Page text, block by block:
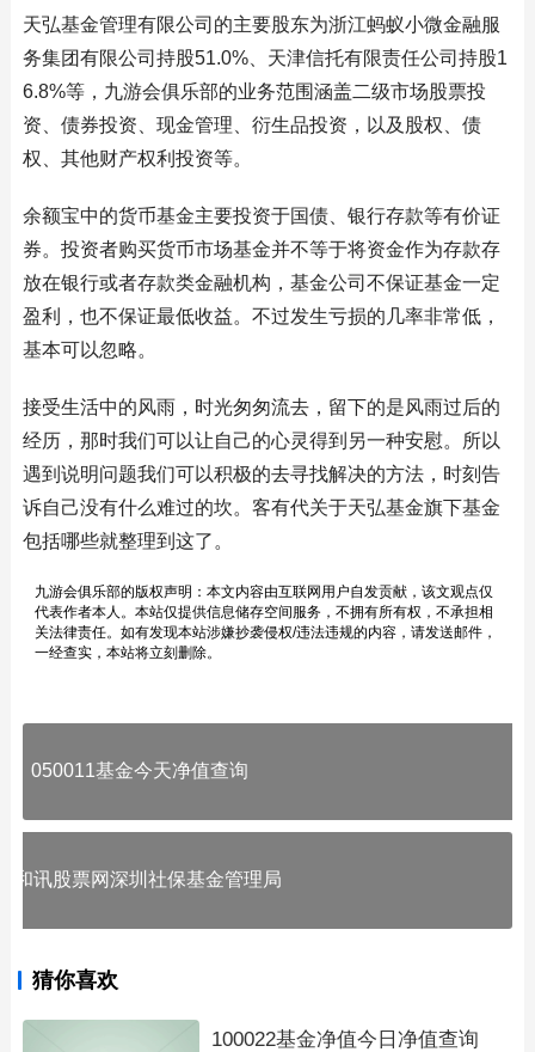
天弘基金管理有限公司的主要股东为浙江蚂蚁小微金融服
务集团有限公司持股51.0%、天津信托有限责任公司持股1
6.8%等，九游会俱乐部的业务范围涵盖二级市场股票投
资、债券投资、现金管理、衍生品投资，以及股权、债
权、其他财产权利投资等。
余额宝中的货币基金主要投资于国债、银行存款等有价证
券。投资者购买货币市场基金并不等于将资金作为存款存
放在银行或者存款类金融机构，基金公司不保证基金一定
盈利，也不保证最低收益。不过发生亏损的几率非常低，
基本可以忽略。
接受生活中的风雨，时光匆匆流去，留下的是风雨过后的
经历，那时我们可以让自己的心灵得到另一种安慰。所以
遇到说明问题我们可以积极的去寻找解决的方法，时刻告
诉自己没有什么难过的坎。客有代关于天弘基金旗下基金
包括哪些就整理到这了。
九游会俱乐部的版权声明：本文内容由互联网用户自发贡献，该文观点仅
代表作者本人。本站仅提供信息储存空间服务，不拥有所有权，不承担相
关法律责任。如有发现本站涉嫌抄袭侵权/违法违规的内容，请发送邮件，
一经查实，本站将立刻删除。
050011基金今天净值查询
和讯股票网深圳社保基金管理局
猜你喜欢
100022基金净值今日净值查询